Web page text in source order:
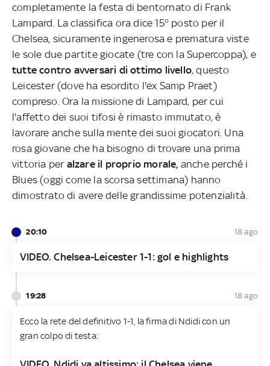
completamente la festa di bentornato di Frank
Lampard. La classifica ora dice 15° posto per il
Chelsea, sicuramente ingenerosa e prematura viste
le sole due partite giocate (tre con la Supercoppa), e
tutte contro avversari di ottimo livello, questo
Leicester (dove ha esordito l'ex Samp Praet)
compreso. Ora la missione di Lampard, per cui
l'affetto dei suoi tifosi è rimasto immutato, è
lavorare anche sulla mente dei suoi giocatori. Una
rosa giovane che ha bisogno di trovare una prima
vittoria per alzare il proprio morale, anche perché i
Blues (oggi come la scorsa settimana) hanno
dimostrato di avere delle grandissime potenzialità.
20:10 18 ago
VIDEO. Chelsea-Leicester 1-1: gol e highlights
19:28 18 ago
Ecco la rete del definitivo 1-1, la firma di Ndidi con un
gran colpo di testa: